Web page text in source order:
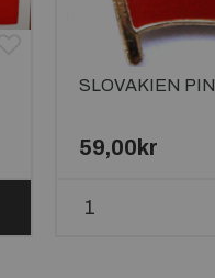
SLOVAKIEN PIN
59,00kr